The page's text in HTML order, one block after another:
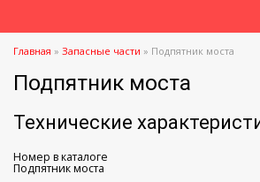
Главная » Запасные части » Подпятник моста
Подпятник моста
Технические
Номер в каталоге
Подпятник моста